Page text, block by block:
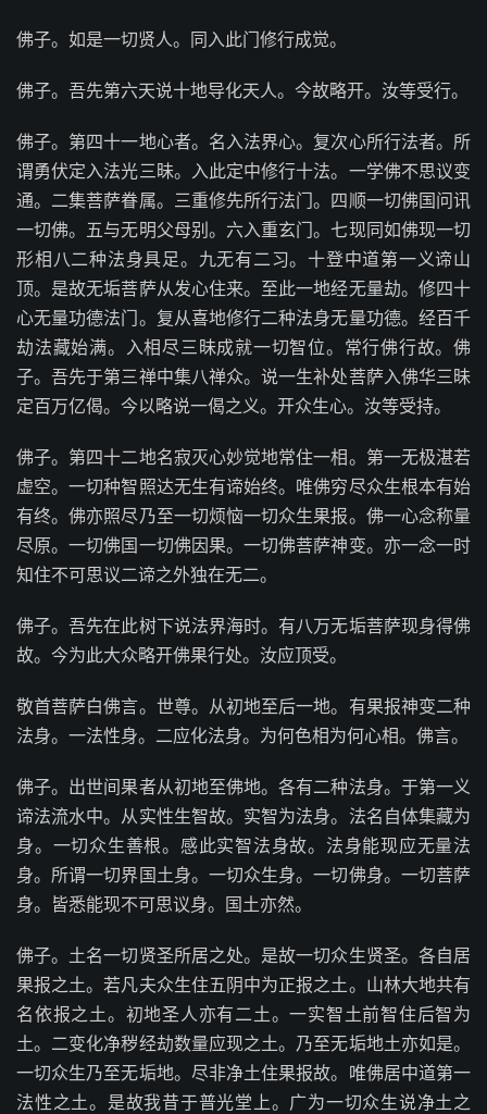
佛子。如是一切贤人。同入此门修行成觉。
佛子。吾先第六天说十地导化天人。今故略开。汝等受行。
佛子。第四十一地心者。名入法界心。复次心所行法者。所
谓勇伏定入法光三昧。入此定中修行十法。一学佛不思议变
通。二集菩萨眷属。三重修先所行法门。四顺一切佛国问讯
一切佛。五与无明父母别。六入重玄门。七现同如佛现一切
形相八二种法身具足。九无有二习。十登中道第一义谛山
顶。是故无垢菩萨从发心住来。至此一地经无量劫。修四十
心无量功德法门。复从喜地修行二种法身无量功德。经百千
劫法藏始满。入相尽三昧成就一切智位。常行佛行故。佛
子。吾先于第三禅中集八禅众。说一生补处菩萨入佛华三昧
定百万亿偈。今以略说一偈之义。开众生心。汝等受持。
佛子。第四十二地名寂灭心妙觉地常住一相。第一无极湛若
虚空。一切种智照达无生有谛始终。唯佛穷尽众生根本有始
有终。佛亦照尽乃至一切烦恼一切众生果报。佛一心念称量
尽原。一切佛国一切佛因果。一切佛菩萨神变。亦一念一时
知住不可思议二谛之外独在无二。
佛子。吾先在此树下说法界海时。有八万无垢菩萨现身得佛
故。今为此大众略开佛果行处。汝应顶受。
敬首菩萨白佛言。世尊。从初地至后一地。有果报神变二种
法身。一法性身。二应化法身。为何色相为何心相。佛言。
佛子。出世间果者从初地至佛地。各有二种法身。于第一义
谛法流水中。从实性生智故。实智为法身。法名自体集藏为
身。一切众生善根。感此实智法身故。法身能现应无量法
身。所谓一切界国土身。一切众生身。一切佛身。一切菩萨
身。皆悉能现不可思议身。国土亦然。
佛子。土名一切贤圣所居之处。是故一切众生贤圣。各自居
果报之土。若凡夫众生住五阴中为正报之土。山林大地共有
名依报之土。初地圣人亦有二土。一实智土前智住后智为
土。二变化净秽经劫数量应现之土。乃至无垢地土亦如是。
一切众生乃至无垢地。尽非净土住果报故。唯佛居中道第一
法性之土。是故我昔于普光堂上。广为一切众生说净土之